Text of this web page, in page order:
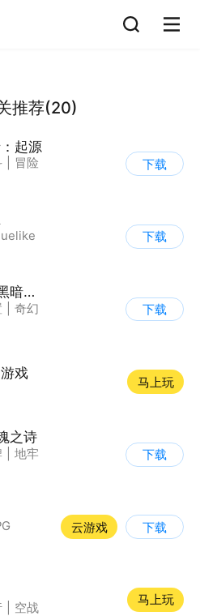
推荐(20)
起源
冒险
下载
下载
地下城堡2：黑暗觉醒
奇幻
下载
戏
马上玩
之诗
地牢
下载
云游戏 下载
空战
马上玩